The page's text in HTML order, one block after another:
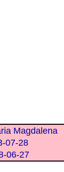
Magdalena
07-28
06-27